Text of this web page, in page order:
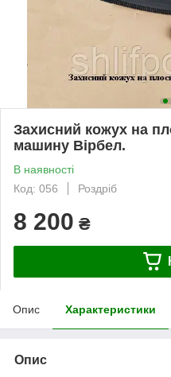
Захисний кожух на
машину Вірбел.
В наявності
Код: 056
Роздріб
8 200 ₴
Опис Характеристики
Опис